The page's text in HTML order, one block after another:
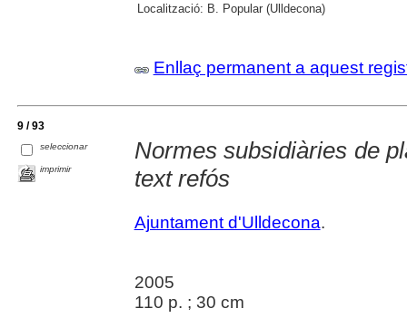
Localització: B. Popular (Ulldecona)
Enllaç permanent a aquest
9 / 93
seleccionar
imprimir
Normes subsidiàries de
text refós
Ajuntament d'Ulldecona.
2005
110 p. ; 30 cm